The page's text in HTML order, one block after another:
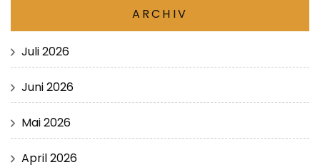
ARCHIV
Juli 2026
Juni 2026
Mai 2026
April 2026